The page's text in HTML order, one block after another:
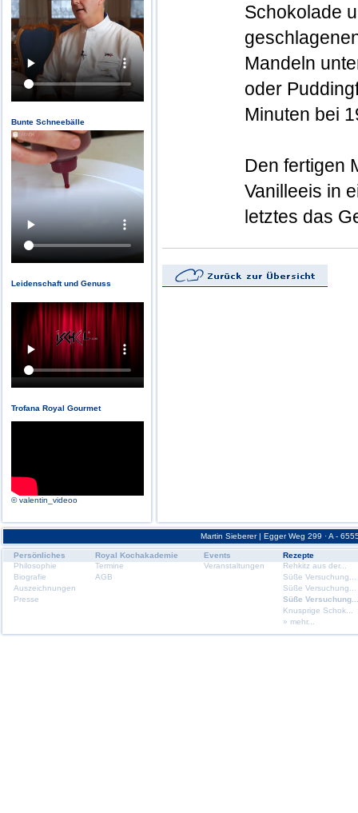
Bunte Schneebälle
Leidenschaft und Genuss
Trofana Royal Gourmet
© valentin_videoo
Schokolade
Mandeln
oder
Minuten bei
Den fertigen
Vanilleeis in
letztes das
Martin Sieberer | Egger Weg 299 · A -
Persönliches
Philosophie
Biografie
Auszeichnungen
Presse
Royal Kochakademie
Termine
AGB
Events
Veranstaltungen
Rezepte
Rehkitz aus der...
Süße Versuchung...
Süße Versuchung...
Süße Versuchung...
Knusprige Schok...
» mehr...